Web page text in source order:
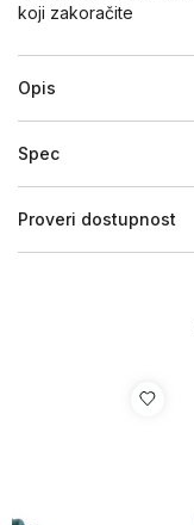
koji zakoračite
Opis
Spec
Proveri dostupnost